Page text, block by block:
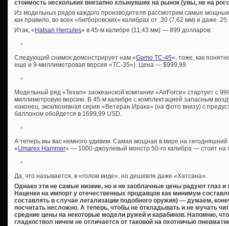
стоимость нескольких внезапно хлынувших на рынок (увы, не на
Из модельных рядов каждого производителя рассмотрим самые мощные
как правило, во всех «бигборовских» калибрах от .30 (7,62 мм) и даже
Итак, «Hatsan Hercules» в 45-м калибре (11,43 мм) — 899 долларов:
Следующий снимок демонстрирует нам «Gamo TC-45«, тоже, как
еще и 9-миллиметровая версия «TC-35»). Цена — $999,99.
Модельный ряд «Texan» заокеанской компании «AirForce» стартует с
миллиметровую версию. В 45-м калибре с комплектацией запасным
наконец, эксклюзивная серия «Ветеран Ирака» (на фото внизу) с
баллоном обойдется в 1699,99 USD.
А теперь мы вас немного удивим. Самая мощная в мире на сегодняшний
«Umarex Hammer» — 1000-джоулевый монстр 50-го калибра — стоит на
Да, что называется, в «голом виде», но дешевле даже «Хатсана».
Однако эти не самые низкие, но и не заоблачные цены радуют глаз и
Наценки на импорт у отечественных продавцов как минимум
составлять в случае легализации подобного оружия) — думаем,
посчитать несложно. А теперь, чтобы не откладывать и не мучать
средние цены на некоторые модели ружей и карабинов. Напомню,
гладкоствол ничем не отличается от таковой на охотничью